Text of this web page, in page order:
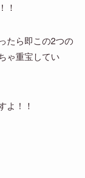
！
たら即この2つの
ゃ重宝してい
よ！！